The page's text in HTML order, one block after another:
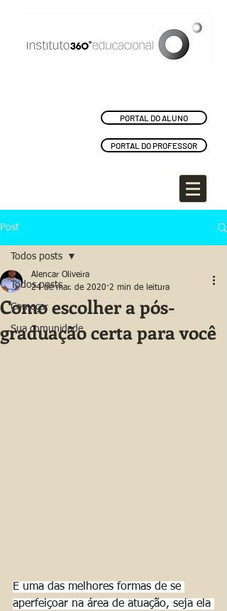
PORTAL DO ALUNO
PORTAL DO PROFESSOR
Post
Todos posts
Começar
Sua comunidade
Todos posts
Como escolher a pós-
graduação certa para você
Alencar Oliveira
24 de mar. de 2020 2 min de leitura
E uma das melhores formas de se
aperfeiçoar na área de atuação, seja ela